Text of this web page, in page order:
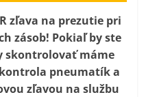
zľava na prezutie pri
zásob! Pokiaľ by ste
skontrolovať máme
kontrola pneumatík a
zľavou na službu